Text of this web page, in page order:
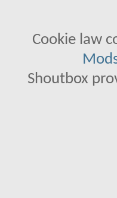
Cookie law
Shoutbox